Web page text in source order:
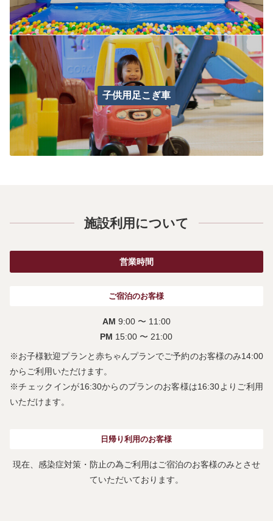
⼦供⽤⾜こぎ⾞
施設利用について
営業時間
ご宿泊のお客様
AM 9:00 〜 11:00
PM 15:00 〜 21:00
※お子様歓迎プランと赤ちゃんプランでご予約のお客様のみ14:00
からご利用いただけます。
※チェックインが16:30からのプランのお客様は16:30よりご利用
いただけます。
⽇帰り利⽤のお客様
現在、感染症対策・防止の為ご利用はご宿泊のお客様のみとさせ
ていただいております。